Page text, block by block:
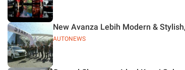
AUTONEWS
New Avanza Lebih Modern &